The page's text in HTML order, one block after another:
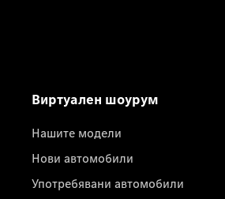
Виртуален шоурум
Нашите модели
Нови автомобили
Употребявани автомобили